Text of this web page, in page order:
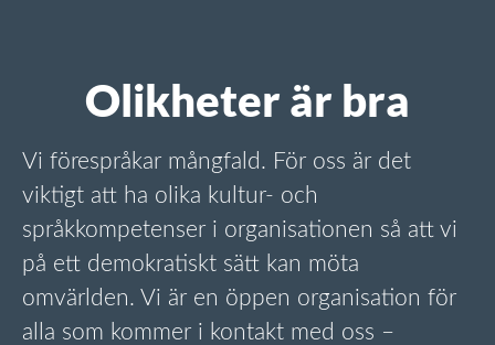
Olikheter är bra
Vi förespråkar mångfald. För oss är det
viktigt att ha olika kultur- och
språkkompetenser i organisationen så att vi
på ett demokratiskt sätt kan möta
omvärlden. Vi är en öppen organisation för
alla som kommer i kontakt med oss –